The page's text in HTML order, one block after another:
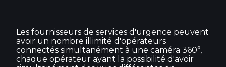
Les fournisseurs de services d'urgence peuvent
avoir un nombre illimité d'opérateurs
connectés simultanément à une caméra 360°,
chaque opérateur ayant la possibilité d'avoir